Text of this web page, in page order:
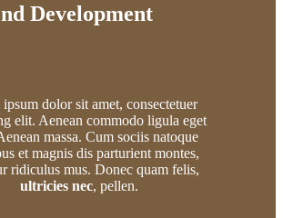
Development
dolor sit amet, consectetuer
elit. Aenean commodo ligula eget
massa. Cum sociis natoque
et magnis dis parturient montes,
ridiculus mus. Donec quam felis,
ultricies nec, pellen.